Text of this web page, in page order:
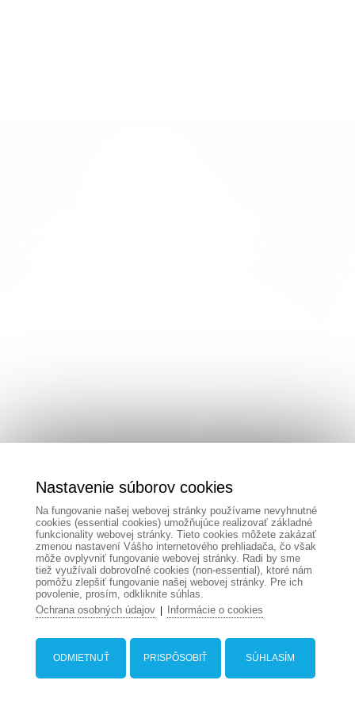
Nastavenie súborov cookies
Na fungovanie našej webovej stránky používame nevyhnutné
cookies (essential cookies) umožňujúce realizovať základné
funkcionality webovej stránky. Tieto cookies môžete zakázať
zmenou nastavení Vášho internetového prehliadača, čo však
môže ovplyvniť fungovanie webovej stránky. Radi by sme
tiež využívali dobrovoľné cookies (non-essential), ktoré nám
pomôžu zlepšiť fungovanie našej webovej stránky. Pre ich
povolenie, prosím, odkliknite súhlas.
Ochrana osobných údajov| Informácie o cookies
SÚHLASÍM
PRISPÔSOBIŤ
ODMIETNUŤ